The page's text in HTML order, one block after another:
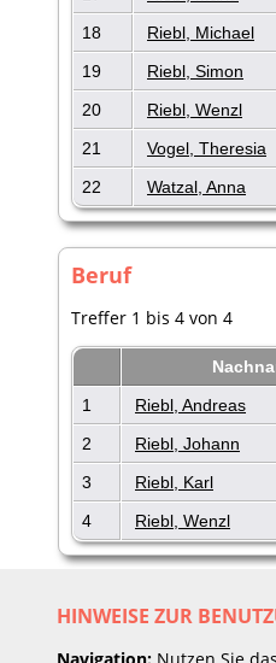
18
Riebl, Michael
19
Riebl, Simon
20
Riebl, Wenzl
21
Vogel, Theresia
22
Watzal, Anna
Beruf
Treffer 1 bis 4 von 4
1
Riebl, Andreas
2
Riebl, Johann
3
Riebl, Karl
4
Riebl, Wenzl
HINWEISE ZUR
Navigation: Nutzen Sie